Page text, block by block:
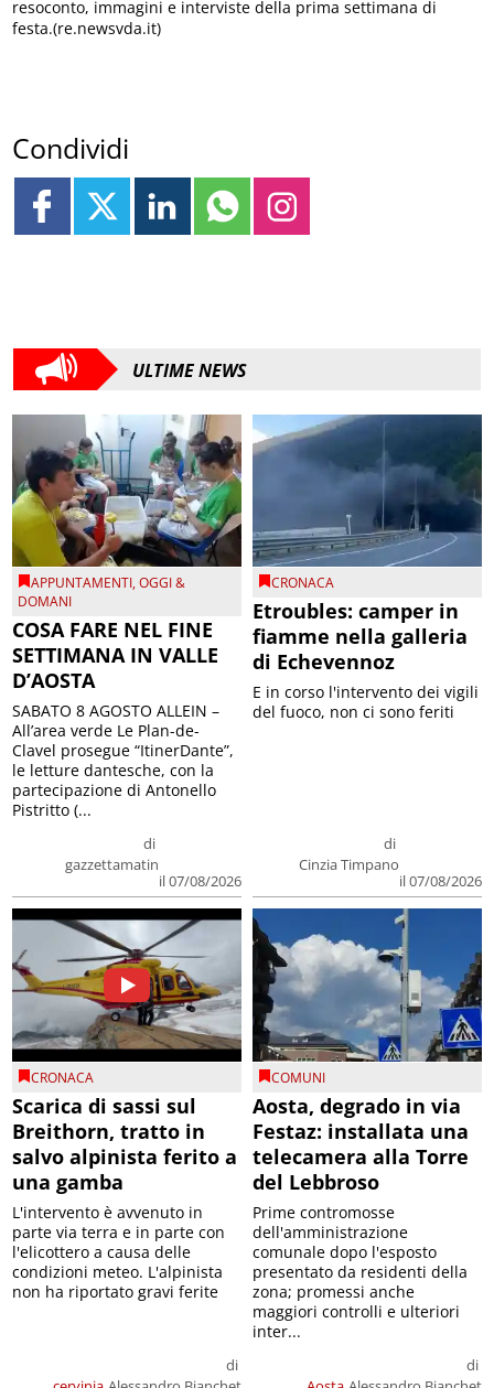
resoconto, immagini e interviste della prima settimana di
festa.(re.newsvda.it)
Condividi
ULTIME NEWS
APPUNTAMENTI,OGGI &
DOMANI
COSA FARE NEL FINE
SETTIMANA IN VALLE
D’AOSTA
di
gazzettamatin
il 07/08/2026
SABATO 8 AGOSTO ALLEIN –
All’area verde Le Plan-de-
Clavel prosegue “ItinerDante”,
le letture dantesche, con la
partecipazione di Antonello
Pistritto (...
CRONACA
Etroubles: camper in
fiamme nella galleria
di Echevennoz
di
Cinzia Timpano
il 07/08/2026
E in corso l'intervento dei vigili
del fuoco, non ci sono feriti
CRONACA
Scarica di sassi sul
Breithorn, tratto in
salvo alpinista ferito a
una gamba
di
L'intervento è avvenuto in
parte via terra e in parte con
l'elicottero a causa delle
condizioni meteo. L'alpinista
non ha riportato gravi ferite
COMUNI
Aosta, degrado in via
Festaz: installata una
telecamera alla Torre
del Lebbroso
di
Prime contromosse
dell'amministrazione
comunale dopo l'esposto
presentato da residenti della
zona; promessi anche
maggiori controlli e ulteriori
inter...